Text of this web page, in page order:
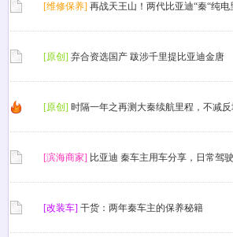
[维修保养] 再战天王山！两代比亚迪“秦“纯电
[原创] 弃合资选国产 跋涉千里提比亚迪金唐
[原创] 时隔一年之再测大秦续航里程，不减
[滨海商家] 比亚迪 秦车主用车分享，日常驾
[改装车] 干货：两年秦车主的保养秘籍